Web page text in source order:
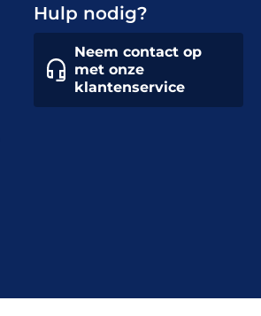
Hulp nodig?
Neem contact op
met onze
klantenservice